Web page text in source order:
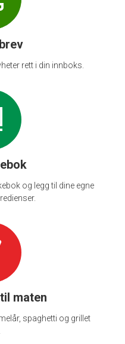
rett i din innboks.
og legg til dine egne
maten
spaghetti og grillet